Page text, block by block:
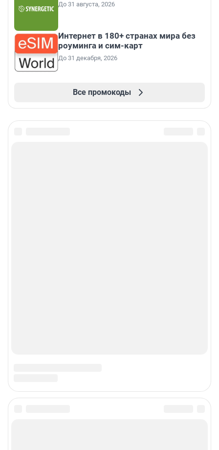
До 31 августа, 2026
Интернет в 180+ странах мира без
роуминга и сим-карт
До 31 декабря, 2026
Все промокоды